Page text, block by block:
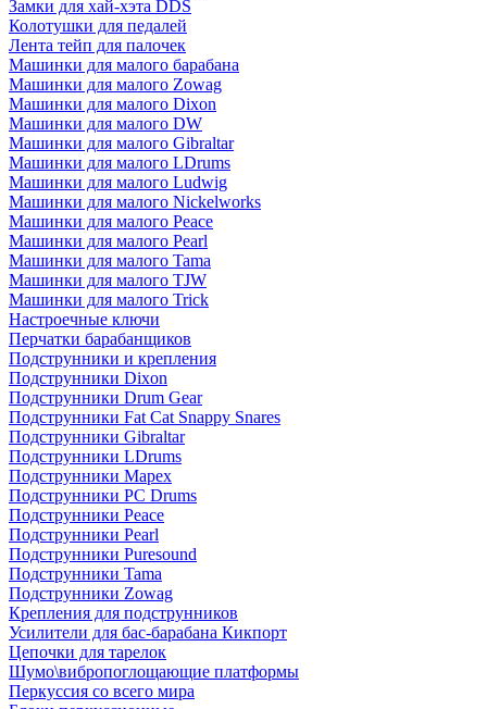
Замки для хай-хэта DDS
Колотушки для педалей
Лента тейп для палочек
Машинки для малого барабана
Машинки для малого Zowag
Машинки для малого Dixon
Машинки для малого DW
Машинки для малого Gibraltar
Машинки для малого LDrums
Машинки для малого Ludwig
Машинки для малого Nickelworks
Машинки для малого Peace
Машинки для малого Pearl
Машинки для малого Tama
Машинки для малого TJW
Машинки для малого Trick
Настроечные ключи
Перчатки барабанщиков
Подструнники и крепления
Подструнники Dixon
Подструнники Drum Gear
Подструнники Fat Cat Snappy Snares
Подструнники Gibraltar
Подструнники LDrums
Подструнники Mapex
Подструнники PC Drums
Подструнники Peace
Подструнники Pearl
Подструнники Puresound
Подструнники Tama
Подструнники Zowag
Крепления для подструнников
Усилители для бас-барабана Кикпорт
Цепочки для тарелок
Шумо\вибропоглощающие платформы
Перкуссия со всего мира